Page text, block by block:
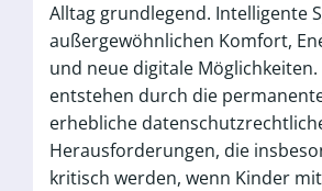
Alltag grundlegend. Intelligente
außergewöhnlichen Komfort,
und neue digitale
entstehen durch die
erhebliche
Herausforderungen, die
kritisch werden, wenn Kinder